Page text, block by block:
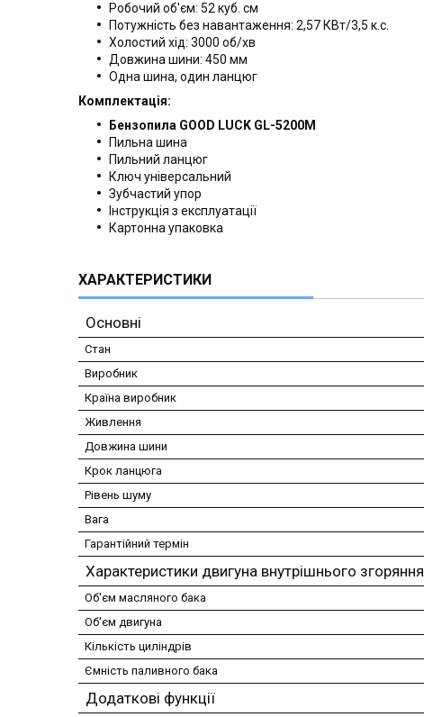
Робочий об'єм: 52 куб. см
Потужність без навантаження: 2,57 КВт/3,5 к.с.
Холостий хід: 3000 об/хв
Довжина шини: 450 мм
Одна шина, один ланцюг
Комплектація:
Бензопила GOOD LUCK GL-5200М
Пильна шина
Пильний ланцюг
Ключ універсальний
Зубчастий упор
Інструкція з експлуатації
Картонна упаковка
ХАРАКТЕРИСТИКИ
Основні
Стан
Виробник
Країна виробник
Живлення
Довжина шини
Крок ланцюга
Рівень шуму
Вага
Гарантійний термін
Характеристики двигуна внутрішнього згоряння
Об'єм масляного бака
Об'єм двигуна
Кількість циліндрів
Ємність паливного бака
Додаткові функції